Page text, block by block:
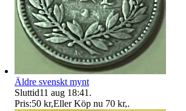
Äldre svenskt mynt
Sluttid11 aug 18:41 .
Pris:50 kr,Eller Köp nu 70 kr,.